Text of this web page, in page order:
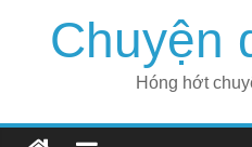
Chuyện
Hóng hớt